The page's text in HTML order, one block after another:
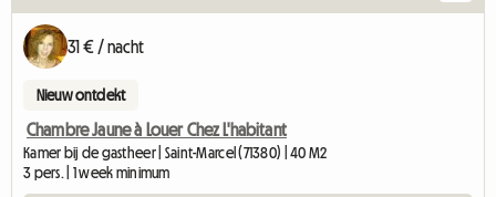
31 € / nacht
Nieuw ontdekt
Chambre Jaune à Louer Chez L'habitant
Kamer bij de gastheer | Saint-Marcel (71380) | 40 M2
3 pers. | 1 week minimum